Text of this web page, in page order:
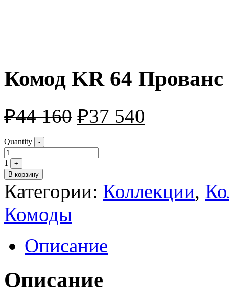
Комод KR 64 Прованс
₽44 160 ₽37 540
Quantity -
1
+
В корзину
Категории: Коллекции,
Комоды
Описание
Описание